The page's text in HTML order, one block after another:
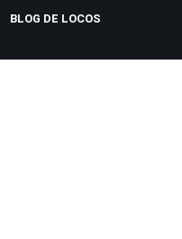
BLOG DE LOCOS